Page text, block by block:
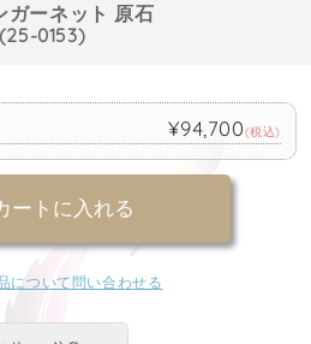
ガーネット 原石
(25-0153)
¥94,700(税込)
ートに入れる
について問い合わせる